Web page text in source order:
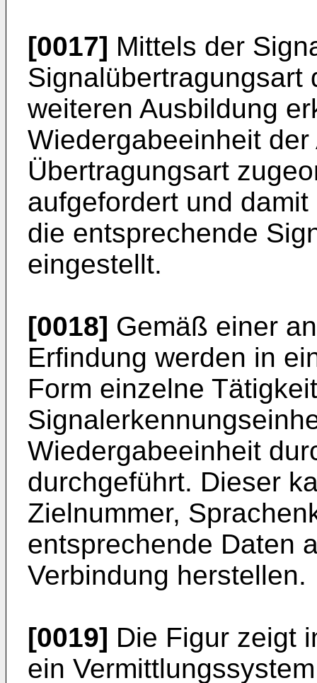
[0017] Mittels der
Signalübertragungsart
weiteren Ausbildung
Wiedergabeeinheit
Übertragungsart
aufgefordert und
die entsprechende
eingestellt.
[0018] Gemäß einer
Erfindung werden in
Form einzelne
Wiedergabeeinheit
durchgeführt. Dieser
Zielnummer,
entsprechende Daten
Verbindung herstellen.
[0019] Die Figur zeigt
ein